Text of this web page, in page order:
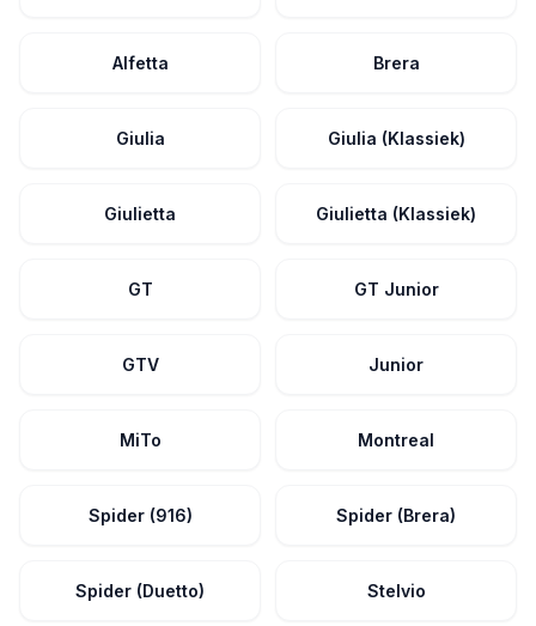
Alfetta Brera
Giulia Giulia (Klassiek)
Giulietta Giulietta (Klassiek)
GT GT Junior
GTV Junior
MiTo Montreal
Spider (916) Spider (Brera)
Spider (Duetto) Stelvio